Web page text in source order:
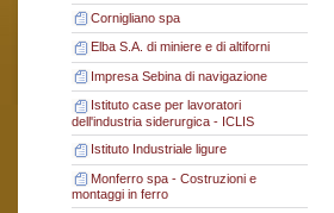
Cornigliano spa
Elba S.A. di miniere e di altiforni
Impresa Sebina di navigazione
Istituto case per lavoratori
dell'industria siderurgica - ICLIS
Istituto Industriale ligure
Monferro spa - Costruzioni e
montaggi in ferro